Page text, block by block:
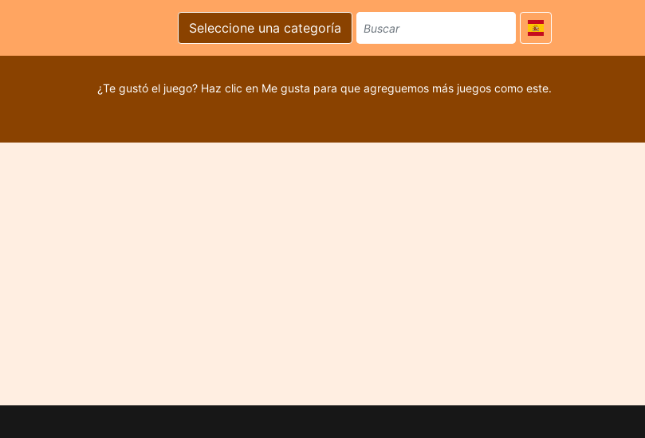
Seleccione una categoría
¿Te gustó el juego? Haz clic en Me gusta para que agreguemos más juegos como este.